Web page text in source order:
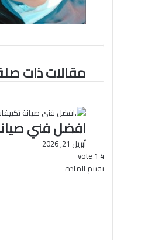
مقالات ذات
افضل فني
أبريل 21, 2026
4
1
vote
تقييم المادة